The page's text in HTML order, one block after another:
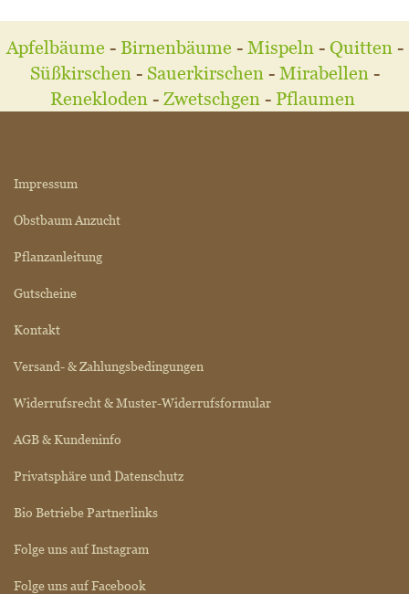
Apfelbäume - Birnenbäume - Mispeln- Quitten-
Süßkirschen - Sauerkirschen- Mirabellen -
Renekloden- Zwetschgen - Pflaumen
Impressum
Obstbaum Anzucht
Pflanzanleitung
Gutscheine
Kontakt
Versand- & Zahlungsbedingungen
Widerrufsrecht & Muster-Widerrufsformular
AGB & Kundeninfo
Privatsphäre und Datenschutz
Bio Betriebe Partnerlinks
Folge uns auf Instagram
Folge uns auf Facebook